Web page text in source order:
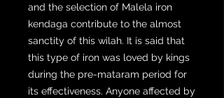
and the selection of Malela iron
kendaga contribute to the almost
sanctity of this wilah. It is said that
this type of iron was loved by kings
during the pre-mataram period for
its effectiveness. Anyone affected by